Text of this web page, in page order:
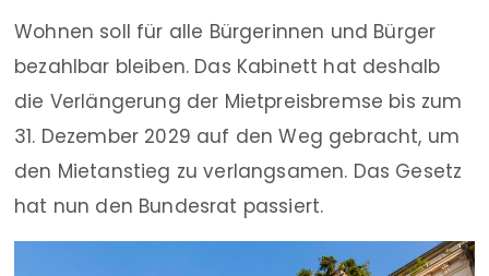
Wohnen soll für alle Bürgerinnen und Bürger
bezahlbar bleiben. Das Kabinett hat deshalb
die Verlängerung der Mietpreisbremse bis zum
31. Dezember 2029 auf den Weg gebracht, um
den Mietanstieg zu verlangsamen. Das Gesetz
hat nun den Bundesrat passiert.